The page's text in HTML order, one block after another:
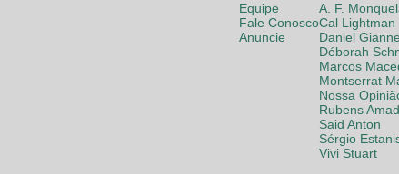
Equipe
Fale Conosco
Anuncie
A. F.
Cal Lightman
Daniel
Déborah
Marcos
Montserrat
Nossa
Rubens
Said Anton
Sérgio
Vivi Stuart